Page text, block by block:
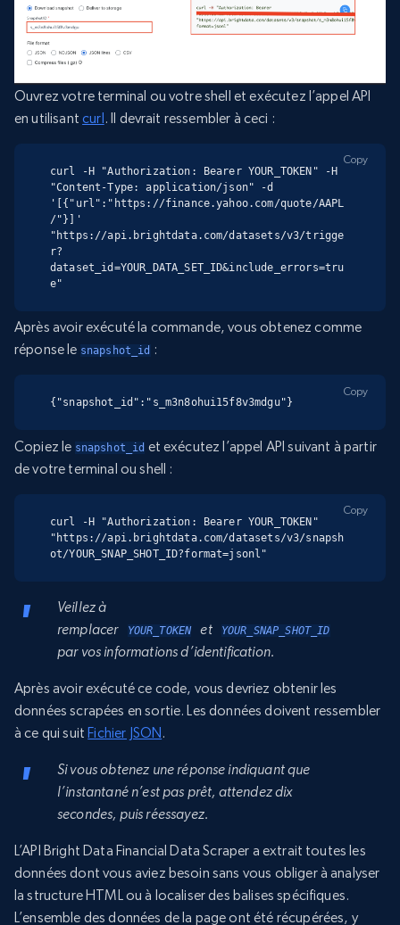
Ouvrez votre terminal ou votre shell et exécutez l’appel API
en utilisantcurl. Il devrait ressembler à ceci :
curl -H "Authorization: Bearer YOUR_TOKEN" -H
"Content-Type: application/json" -d
'[{"url":"https://finance.yahoo.com/quote/AAPL
/"}]'
"https://api.brightdata.com/datasets/v3/trigge
r?
dataset_id=YOUR_DATA_SET_ID&include_errors=tru
e"
Copy
Après avoir exécuté la commande, vous obtenez comme
réponse le snapshot_id :
{"snapshot_id":"s_m3n8ohui15f8v3mdgu"}
Copy
Copiez le snapshot_id et exécutez l’appel API suivant à partir
de votre terminal ou shell :
curl -H "Authorization: Bearer YOUR_TOKEN"
"https://api.brightdata.com/datasets/v3/snapsh
ot/YOUR_SNAP_SHOT_ID?format=jsonl"
Copy
Veillez à
remplacer
YOUR_TOKENet YOUR_SNAP_SHOT_ID
par vos informations d’identification.
Après avoir exécuté ce code, vous devriez obtenir les
données scrapées en sortie. Les données doivent ressembler
à ce qui suitFichier JSON.
Si vous obtenez une réponse indiquant que
l’instantané n’est pas prêt, attendez dix
secondes, puis réessayez.
L’API Bright Data Financial Data Scraper a extrait toutes les
données dont vous aviez besoin sans vous obliger à analyser
la structure HTML ou à localiser des balises spécifiques.
L’ensemble des données de la page ont été récupérées, y